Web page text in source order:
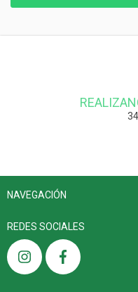
NAVEGACIÓN
REDES SOCIALES